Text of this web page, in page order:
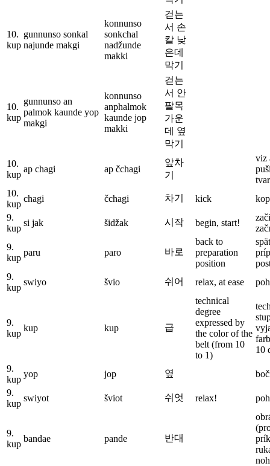
10.
kup
gunnunso sonkal
najunde makgi
konnunso
sonkchal
nadžunde
makki
걷는
서 손
칼 낮
은데
막기
10.
kup
gunnunso an
palmok kaunde yop
makgi
konnunso
anphalmok
kaunde jop
makki
걷는
서 안
팔목
가운
데 옆
막기
10.
kup
ap chagi ap čchagi
앞차
기
viz
10.
kup
chagi čchagi 차기 kick
9.
kup
si jak šidžak 시작 begin, start!
9.
kup
paru paro 바로
back to
preparation
position
9.
kup
swiyo švio 쉬어 relax, at ease
9.
kup
kup kup 급
technical
degree
expressed by
the color of the
belt (from 10
to 1)
10
9.
kup
yop jop 옆
9.
kup
swiyot šviot 쉬엇 relax!
9.
kup
bandae pande 반대